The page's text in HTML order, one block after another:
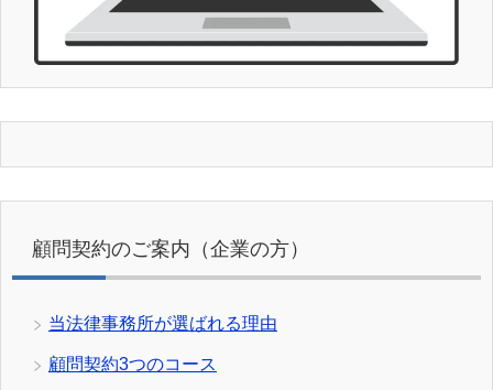
顧問契約のご案内（企業の方）
当法律事務所が選ばれる理由
顧問契約3つのコース